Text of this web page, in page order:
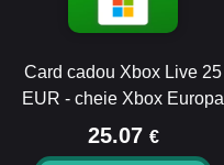
Card cadou Xbox Live 25
EUR - cheie Xbox Europa
25.07 €